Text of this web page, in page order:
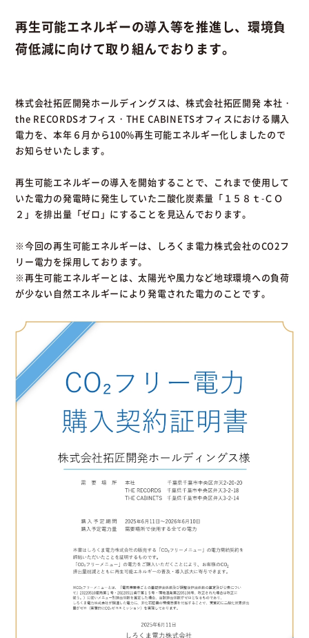
再生可能エネルギーの導入等を推進し、環境負
荷低減に向けて取り組んでおります。
株式会社拓匠開発ホールディングスは、株式会社拓匠開発 本社・
the RECORDSオフィス・THE CABINETSオフィスにおける購入
電力を、本年６月から100%再生可能エネルギー化しましたので
お知らせいたします。
再生可能エネルギーの導入を開始することで、これまで使用して
いた電力の発電時に発生していた二酸化炭素量「１５８ｔ-ＣＯ
２」を排出量「ゼロ」にすることを見込んでおります。
※今回の再生可能エネルギーは、しろくま電力株式会社のCO2フ
リー電力を採用しております。
※再生可能エネルギーとは、太陽光や風力など地球環境への負荷
が少ない自然エネルギーにより発電された電力のことです。